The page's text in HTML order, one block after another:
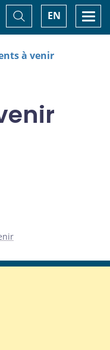
EN
Basculer
la
recherche
à venir